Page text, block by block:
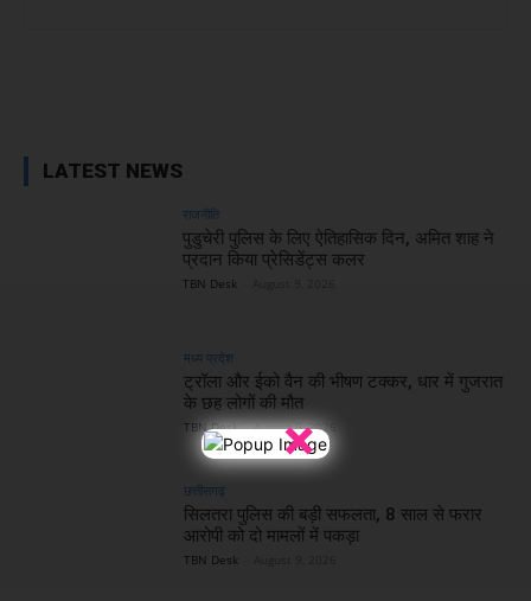
×
LATEST NEWS
राजनीति
पुडुचेरी पुलिस के लिए ऐतिहासिक दिन, अमित शाह ने
प्रदान किया प्रेसिडेंट्स कलर
TBN Desk
मध्य प्रदेश
ट्रॉला और ईको वैन की भीषण टक्कर, धार में गुजरात
के छह लोगों की मौत
TBN Desk - August 9, 2026
छत्तीसगढ़
सिलतरा पुलिस की बड़ी सफलता, 8 साल से फरार
आरोपी को दो मामलों में पकड़ा
TBN Desk